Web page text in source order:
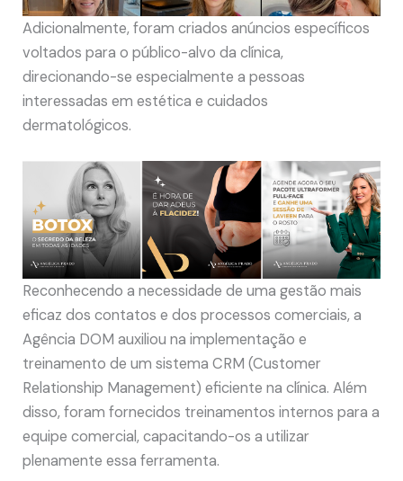
Adicionalmente, foram criados anúncios específicos
voltados para o público-alvo da clínica,
direcionando-se especialmente a pessoas
interessadas em estética e cuidados
dermatológicos.
Reconhecendo a necessidade de uma gestão mais
eficaz dos contatos e dos processos comerciais, a
Agência DOM auxiliou na implementação e
treinamento de um sistema CRM (Customer
Relationship Management) eficiente na clínica. Além
disso, foram fornecidos treinamentos internos para a
equipe comercial, capacitando-os a utilizar
plenamente essa ferramenta.